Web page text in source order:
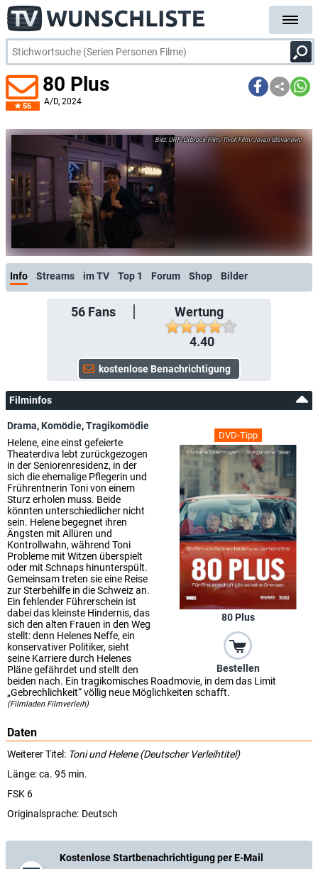
56
80 Plus
A/D, 2024
ORF/Orbrock Film/Tivoli Film/Jovan Stevanovic
Info Streams im TV Top 1 Forum Shop Bilder
56Fans
Wertung
4.40
Filminfos
DVD-Tipp
80 Plus
Bestellen
Drama,Komödie,Tragikomödie
Helene, eine einst gefeierte
Theaterdiva lebt zurückgezogen
in der Seniorenresidenz, in der
sich die ehemalige Pflegerin und
Frührentnerin Toni von einem
Sturz erholen muss. Beide
könnten unterschiedlicher nicht
sein. Helene begegnet ihren
Ängsten mit Allüren und
Kontrollwahn, während Toni
Probleme mit Witzen überspielt
oder mit Schnaps hinunterspült.
Gemeinsam treten sie eine Reise
zur Sterbehilfe in die Schweiz an.
Ein fehlender Führerschein ist
dabei das kleinste Hindernis, das
sich den alten Frauen in den Weg
stellt: denn Helenes Neffe, ein
konservativer Politiker, sieht
seine Karriere durch Helenes
Pläne gefährdet und stellt den
beiden nach. Ein tragikomisches Roadmovie, in dem das Limit
„Gebrechlichkeit“ völlig neue Möglichkeiten schafft.
(Filmladen Filmverleih)
Daten
Weiterer Titel: Toni und Helene (Deutscher Verleihtitel)
Länge: ca. 95 min.
FSK 6
Originalsprache: Deutsch
Kostenlose Startbenachrichtigung per E-Mail